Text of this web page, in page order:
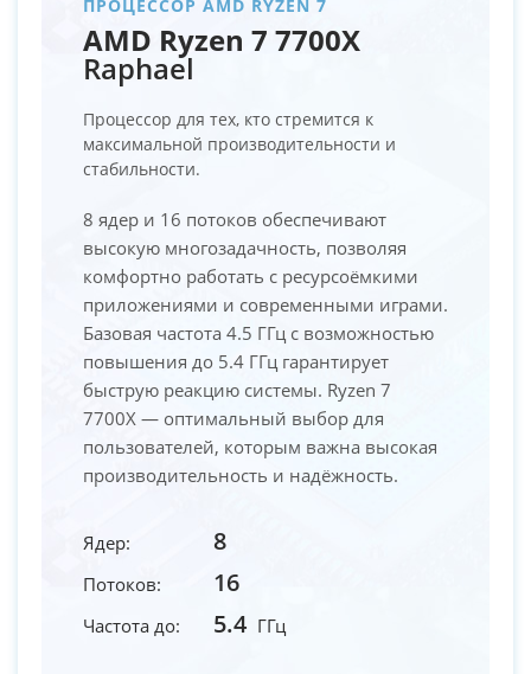
ПРОЦЕССОР AMD RYZEN 7
AMD Ryzen 7 7700X
Raphael
Процессор для тех, кто стремится к
максимальной производительности и
стабильности.
8 ядер и 16 потоков обеспечивают
высокую многозадачность, позволяя
комфортно работать с ресурсоёмкими
приложениями и современными играми.
Базовая частота 4.5 ГГц с возможностью
повышения до 5.4 ГГц гарантирует
быструю реакцию системы. Ryzen 7
7700X — оптимальный выбор для
пользователей, которым важна высокая
производительность и надёжность.
Ядер: 8
Потоков: 16
Частота до: 5.4 ГГц